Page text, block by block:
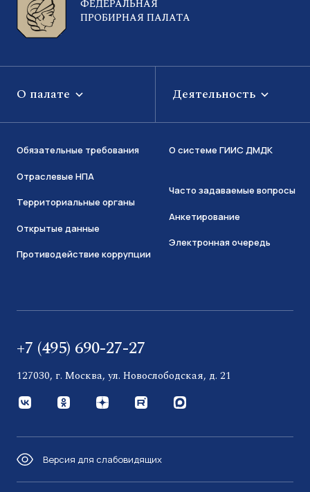
ФЕДЕРАЛЬНАЯ
ПРОБИРНАЯ ПАЛАТА
О палате Деятельность
Обязательные требования
Отраслевые НПА
Территориальные органы
Открытые данные
Противодействие коррупции
О системе ГИИС ДМДК
Часто задаваемые вопросы
Анкетирование
Электронная очередь
+7 (495) 690-27-27
127030, г. Москва, ул. Новослободская, д. 21
Версия для слабовидящих